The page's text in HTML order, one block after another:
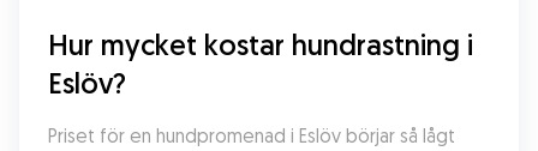
Hur mycket kostar hundrastning i
Eslöv?
Priset för en hundpromenad i Eslöv börjar så lågt